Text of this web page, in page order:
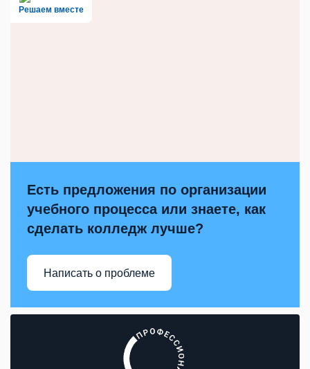
Решаем вместе
Есть предложения по организации
учебного процесса или знаете, как
сделать колледж лучше?
Написать о проблеме